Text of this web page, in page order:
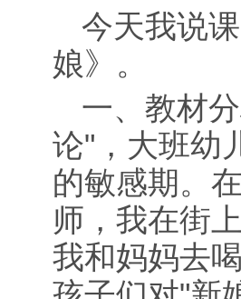
今天我说
娘》。
一、教材
论"，大班幼
的敏感期。
师，我在街
我和妈妈去